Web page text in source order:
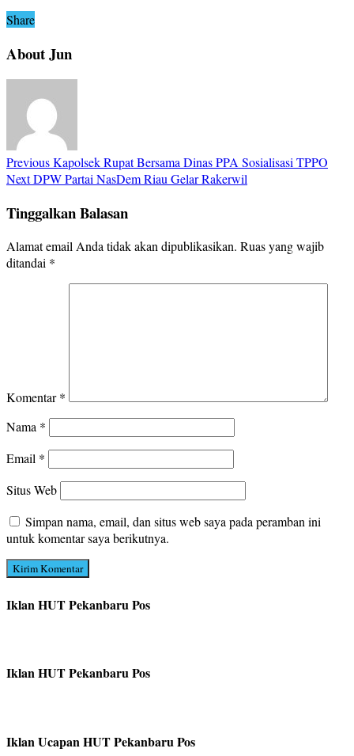
Share
About Jun
PreviousKapolsek Rupat Bersama Dinas PPA Sosialisasi TPPO
NextDPW Partai NasDem Riau Gelar Rakerwil
Tinggalkan Balasan
Alamat email Anda tidak akan dipublikasikan. Ruas yang wajib
ditandai *
Komentar*
Nama *
Email *
Situs Web
Simpan nama, email, dan situs web saya pada peramban ini
untuk komentar saya berikutnya.
Iklan HUT Pekanbaru Pos
Iklan HUT Pekanbaru Pos
Iklan Ucapan HUT Pekanbaru Pos